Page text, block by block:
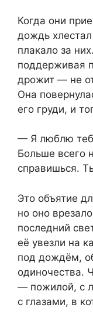
Когда они
дождь
плакало за
поддерживая
дрожит — не
Она
его груди, и
— Я люблю
Больше всего
справишься.
Это объятие
но оно
последний
её увезли на
под дождём,
одиночества.
— пожилой, с
с глазами, в